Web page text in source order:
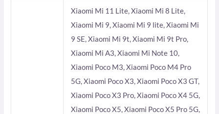
Xiaomi Mi 11 Lite, Xiaomi Mi 8 Lite,
Xiaomi Mi 9, Xiaomi Mi 9 lite, Xiaomi Mi
9 SE, Xiaomi Mi 9t, Xiaomi Mi 9t Pro,
Xiaomi Mi A3, Xiaomi Mi Note 10,
Xiaomi Poco M3, Xiaomi Poco M4 Pro
5G, Xiaomi Poco X3, Xiaomi Poco X3 GT,
Xiaomi Poco X3 Pro, Xiaomi Poco X4 5G,
Xiaomi Poco X5, Xiaomi Poco X5 Pro 5G,